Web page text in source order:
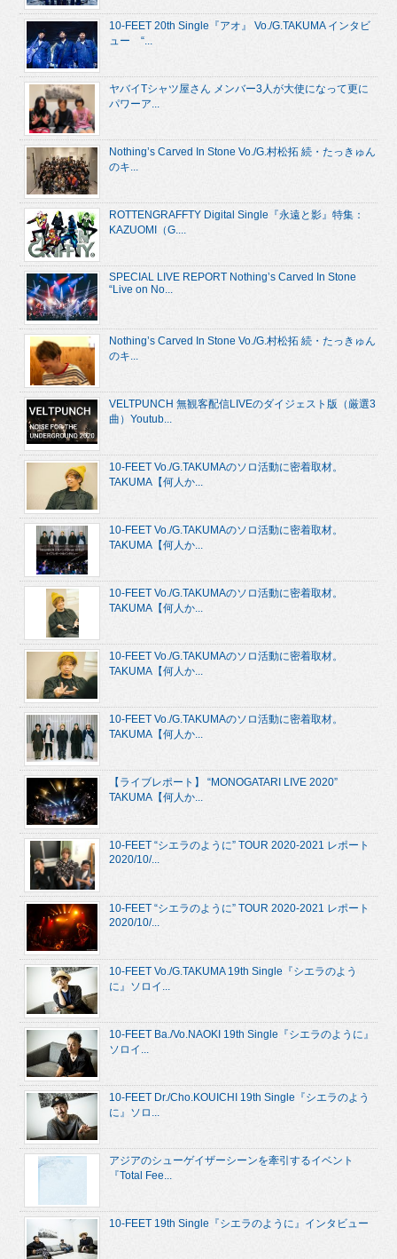
10-FEET 20th Single『アオ』 Vo./G.TAKUMA インタビ
ュー “...
ヤバイTシャツ屋さん メンバー3人が大使になって更に
パワーア...
Nothing’s Carved In Stone Vo./G.村松拓 続・たっきゅん
のキ...
ROTTENGRAFFTY Digital Single『永遠と影』特集：
KAZUOMI（G....
SPECIAL LIVE REPORT Nothing’s Carved In Stone
“Live on No...
Nothing’s Carved In Stone Vo./G.村松拓 続・たっきゅん
のキ...
VELTPUNCH 無観客配信LIVEのダイジェスト版（厳選3
曲）Youtub...
10-FEET Vo./G.TAKUMAのソロ活動に密着取材。
TAKUMA【何人か...
10-FEET Vo./G.TAKUMAのソロ活動に密着取材。
TAKUMA【何人か...
10-FEET Vo./G.TAKUMAのソロ活動に密着取材。
TAKUMA【何人か...
10-FEET Vo./G.TAKUMAのソロ活動に密着取材。
TAKUMA【何人か...
10-FEET Vo./G.TAKUMAのソロ活動に密着取材。
TAKUMA【何人か...
【ライブレポート】 “MONOGATARI LIVE 2020”
TAKUMA【何人か...
10-FEET “シエラのように” TOUR 2020-2021 レポート
2020/10/...
10-FEET “シエラのように” TOUR 2020-2021 レポート
2020/10/...
10-FEET Vo./G.TAKUMA 19th Single『シエラのよう
に』ソロイ...
10-FEET Ba./Vo.NAOKI 19th Single『シエラのように』
ソロイ...
10-FEET Dr./Cho.KOUICHI 19th Single『シエラのよう
に』ソロ...
アジアのシューゲイザーシーンを牽引するイベント
『Total Fee...
10-FEET 19th Single『シエラのように』インタビュー